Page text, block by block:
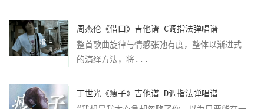
周杰伦《借口》吉他谱 C调指法弹唱谱
整首歌曲旋律与情感张弛有度，整体以渐进式
的演绎方法，将...
丁世光《瘦子》吉他谱 D调指法弹唱谱